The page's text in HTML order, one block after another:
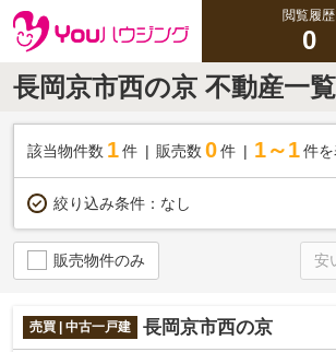
閲覧履歴
0
長岡京市西の京 不動産一覧
該当物件数 1件 販売数 0 件 1～1 件
絞り込み条件： なし
販売物件のみ
売買 | 中古一戸建 長岡京市西の京